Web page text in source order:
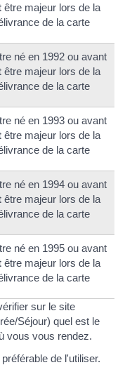
être majeur lors de la
de la carte
né en 1992 ou avant
être majeur lors de la
de la carte
né en 1993 ou avant
être majeur lors de la
de la carte
né en 1994 ou avant
être majeur lors de la
de la carte
né en 1995 ou avant
être majeur lors de la
de la carte
sur le site
Séjour) quel est le
vous vous rendez.
de l'utiliser.